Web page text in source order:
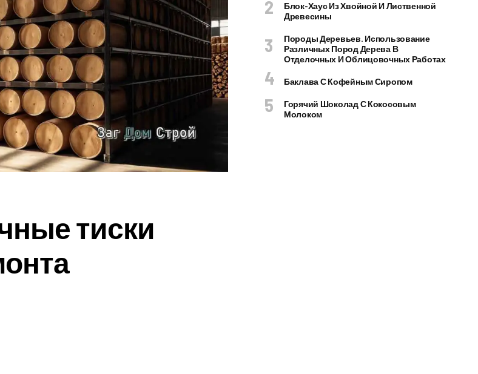
тиски
Блок-Хаус Из Хвойной И Лиственной
Древесины
Породы Деревьев. Использование
Различных Пород Дерева В
Отделочных И Облицовочных Работах
Баклава С Кофейным Сиропом
Горячий Шоколад С Кокосовым
Молоком